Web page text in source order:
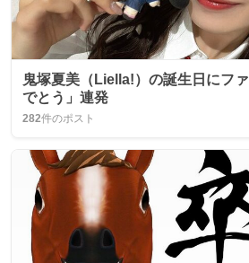
鬼塚夏美（Liella!）の誕生日にフ
でとう」連発
282件のポスト